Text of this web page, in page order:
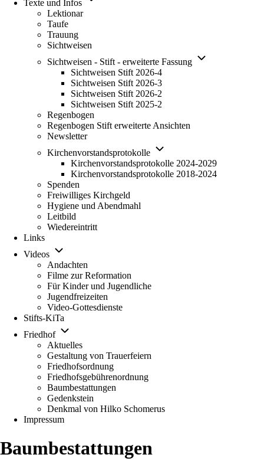
Texte und Infos
Lektionar
Taufe
Trauung
Sichtweisen
Sichtweisen - Stift - erweiterte Fassung
Unternavigation
Sichtweisen Stift 2026-4
Sichtweisen Stift 2026-3
Sichtweisen Stift 2026-2
Sichtweisen Stift 2025-2
Regenbogen
Regenbogen Stift erweiterte Ansichten
Newsletter
Kirchenvorstandsprotokolle
Unternavigation
Kirchenvorstandsprotokolle
Kirchenvorstandsprotokolle 2024-2029
Kirchenvorstandsprotokolle 2018-2024
Spenden
Freiwilliges Kirchgeld
Hygiene und Abendmahl
Leitbild
Wiedereintritt
Links
Videos
Unternavigation
Videos
Andachten
Filme zur Reformation
Für Kinder und Jugendliche
Jugendfreizeiten
Video-Gottesdienste
Stifts-KiTa
in
tab)
Friedhof
Unternavigation
Friedhof
Aktuelles
Gestaltung von Trauerfeiern
Friedhofsordnung
Friedhofsgebührenordnung
tab)
Baumbestattungen
Gedenkstein
Denkmal von Hilko Schomerus
Impressum
Baumbestattungen